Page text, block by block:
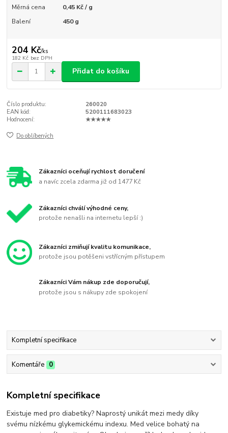
Měrná cena
0,45 Kč / g
Balení
450 g
204 Kč/ks
182 Kč bez DPH
Přidat do košíku
Číslo produktu:
260020
EAN kód:
5200111683023
Hodnocení:
★★★★★
Do oblíbených
Zákazníci oceňují rychlost doručení
a navíc zcela zdarma již od 1477 Kč
Zákazníci chválí výhodné ceny,
protože nenašli na internetu lepší :)
Zákazníci zmiňují kvalitu komunikace,
protože jsou potěšeni vstřícným přístupem
Zákazníci Vám nákup zde doporučují,
protože jsou s nákupy zde spokojení
Kompletní specifikace
Komentáře 0
Kompletní specifikace
Existuje med pro diabetiky? Naprostý unikát mezi medy díky
svému nízkému glykemickému indexu. Med velice bohatý na